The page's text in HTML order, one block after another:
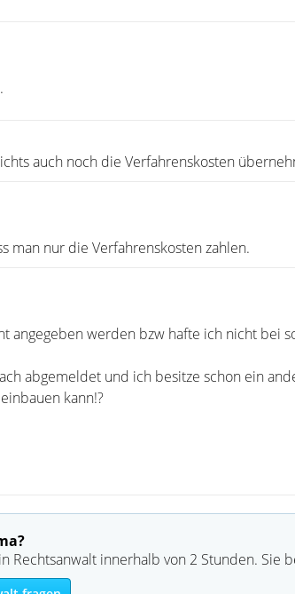
auch noch die Verfahrenskosten
man nur die Verfahrenskosten zahlen.
angegeben werden bzw hafte ich nicht bei
abgemeldet und ich besitze schon ein
kann!?
Rechtsanwalt innerhalb von 2 Stunden. Sie